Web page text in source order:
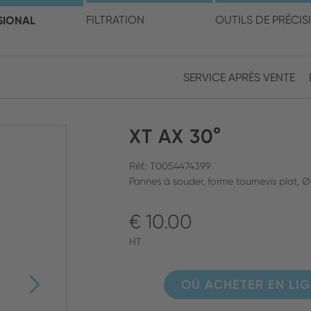
FILTRATION OUTILS DE
FERMER LA RECHERCHE
SERVICE APRÈS VENTE
votre pays et
XT AX 30°
Réf.: T0054474399
Pannes à souder, forme tournevis plat, Ø
€ 10.00
HT
OÙ ACHETER EN